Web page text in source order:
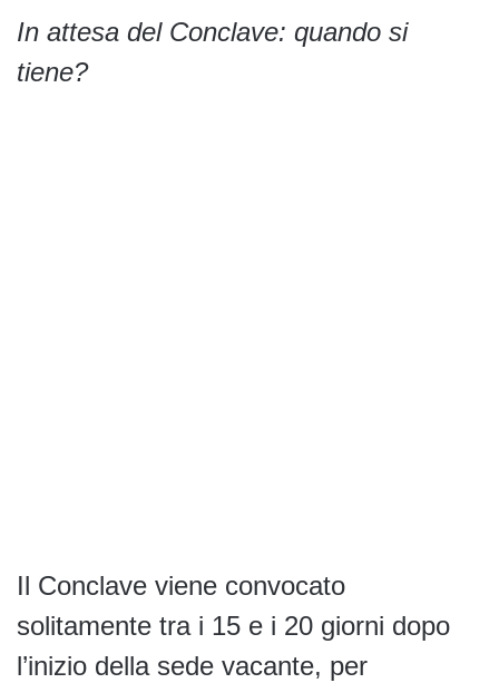
In attesa del Conclave: quando si
tiene?
Il Conclave viene convocato
solitamente tra i 15 e i 20 giorni dopo
l’inizio della sede vacante, per